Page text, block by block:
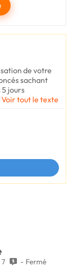
de votre
sachant
5 jours
Voir tout le texte
7 Fermé